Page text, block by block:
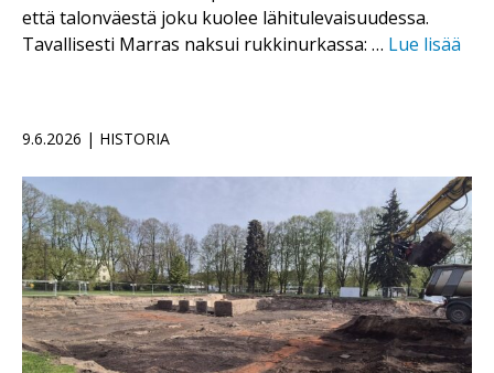
että talonväestä joku kuolee lähitulevaisuudessa.
Tavallisesti Marras naksui rukkinurkassa: … Lue lisää
9.6.2026 | HISTORIA